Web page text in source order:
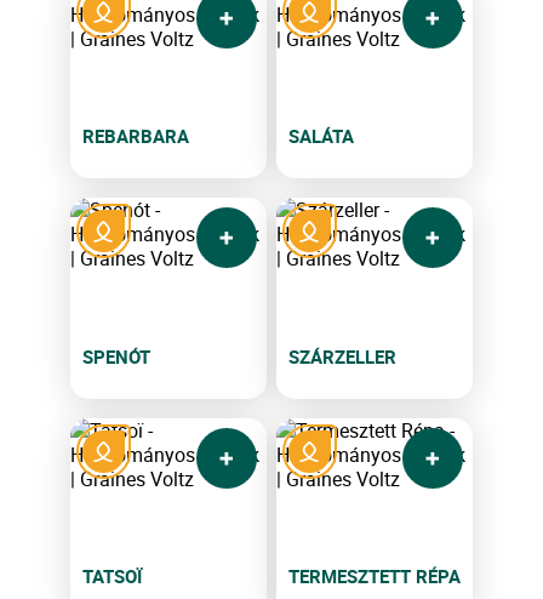
REBARBARA SALÁTA
SPENÓT SZÁRZELLER
TATSOÏ TERMESZTETT RÉPA